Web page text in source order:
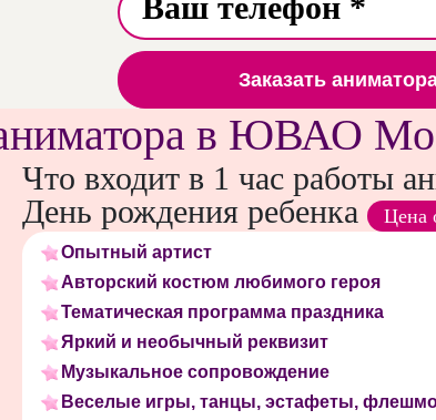
Заказать
в ЮВАО
Что входит в 1 час работы
День рождения ребенка
Цена
Опытный артист
Авторский костюм любимого героя
Тематическая программа праздника
Яркий и необычный реквизит
Музыкальное сопровождение
Веселые игры, танцы, эстафеты,